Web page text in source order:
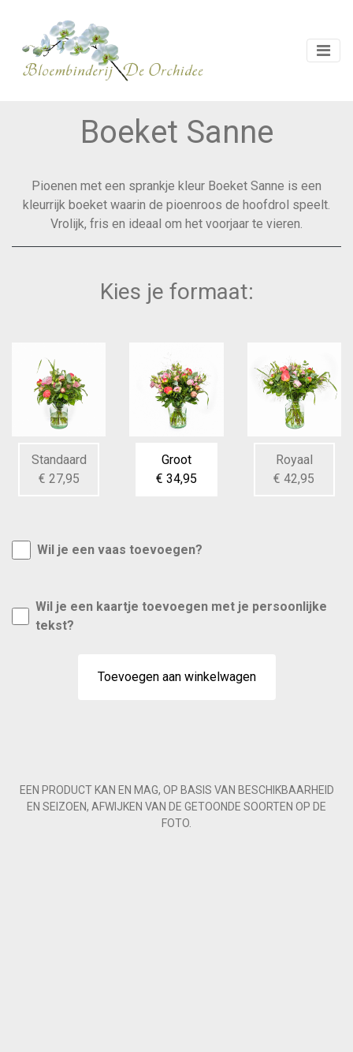
Boeket Sanne
Pioenen met een sprankje kleur Boeket Sanne is een
kleurrijk boeket waarin de pioenroos de hoofdrol speelt.
Vrolijk, fris en ideaal om het voorjaar te vieren.
Kies je formaat:
Standaard
€ 27,95
Groot
€ 34,95
Royaal
€ 42,95
Wil je een vaas toevoegen?
Wil je een kaartje toevoegen met je persoonlijke
tekst?
Toevoegen aan winkelwagen
EEN PRODUCT KAN EN MAG, OP BASIS VAN BESCHIKBAARHEID
EN SEIZOEN, AFWIJKEN VAN DE GETOONDE SOORTEN OP DE
FOTO.